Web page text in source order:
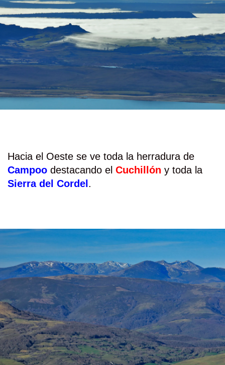
Hacia el Oeste se ve toda la herradura de
Campoo destacando el Cuchillón y toda la
Sierra del Cordel .